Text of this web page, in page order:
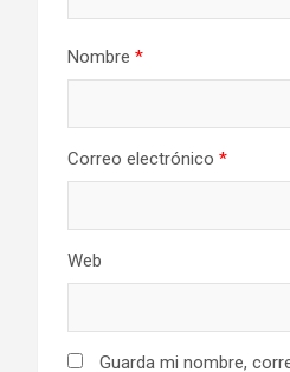
Nombre *
Correo electrónico *
Web
Guarda mi nombre,